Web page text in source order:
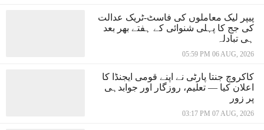
پیپر لیک معاملوں کی فاسٹ-ٹریک عدالت
کی جج کا پہلی شنوائی کے ہفتے بھر بعد
ہی تبادلہ
05:59 PM 06 AUG, 2026
کاکروچ جنتا پارٹی نے اپنے قومی ایجنڈا کا
اعلان کیا — تعلیم، روزگار اور جوابدہی
پر زور
03:17 PM 07 AUG, 2026